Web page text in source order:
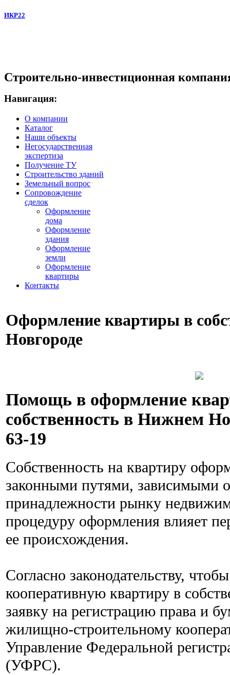
ИКР22
Строительно-инвестиционная
Навигация:
О компании
Каталог
Наши объекты
Негосударственная
экспертиза
Получение ТУ
Строительство зданий
Земельный вопрос
Сопровождение
сделок
Оформление
дома
Оформление
здания
Оформление
земли
Оформление
квартиры
Контакты
Оформление квартиры в
Новгороде
Помощь в оформление
собственность в Нижнем
63-19
Собственность на квартиру
законными путями, зависимыми
принадлежности рынку
процедуру оформления влияет
ее происхождения.
Согласно законодательству,
кооперативную квартиру в
заявку на регистрацию права и
жилищно-строительному
Управление Федеральной
(УФРС).